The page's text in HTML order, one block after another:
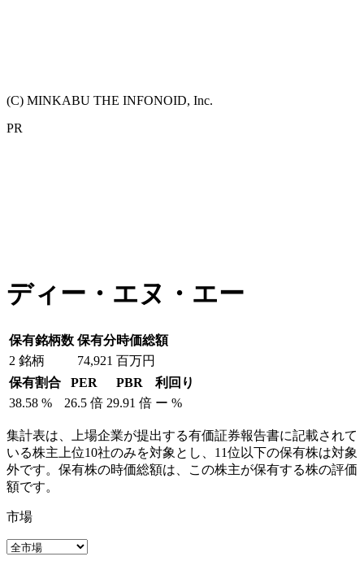
(C) MINKABU THE INFONOID, Inc.
PR
ディー・エヌ・エー
保有銘柄数 保有分時価総額
2 銘柄 74,921 百万円
保有割合
PER PBR
利回り
38.58 % 26.5 倍 29.91 倍 ー %
集計表は、上場企業が提出する有価証券報告書に記載されて
いる株主上位10社のみを対象とし、11位以下の保有株は対象
外です。保有株の時価総額は、この株主が保有する株の評価
額です。
市場